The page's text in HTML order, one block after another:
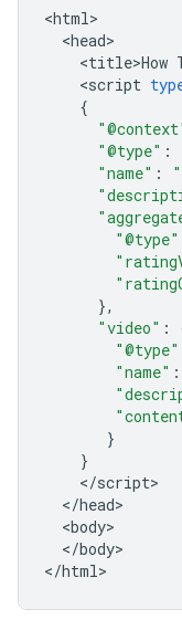
<html
<head
<title>How
<script
{
"@type" :
"name" :
"@type"
},
"video" :
"@type"
"name" :
}
}
</script
</head
<body
</body>
</html>